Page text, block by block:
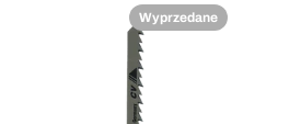
Wyprzedane